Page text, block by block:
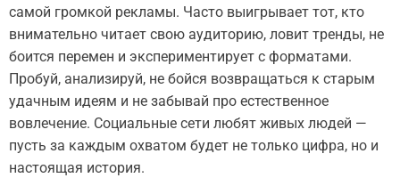
самой громкой рекламы. Часто выигрывает тот, кто
внимательно читает свою аудиторию, ловит тренды, не
боится перемен и экспериментирует с форматами.
Пробуй, анализируй, не бойся возвращаться к старым
удачным идеям и не забывай про естественное
вовлечение. Социальные сети любят живых людей —
пусть за каждым охватом будет не только цифра, но и
настоящая история.